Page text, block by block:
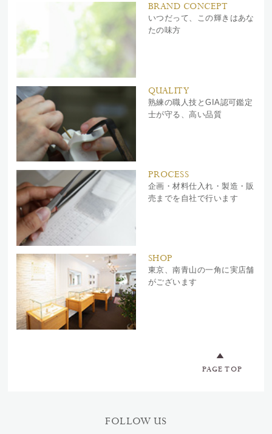
BRAND CONCEPT
いつだって、この輝きはあな
たの味方
QUALITY
熟練の職人技とGIA認可鑑定
士が守る、高い品質
PROCESS
企画・材料仕入れ・製造・販
売までを自社で行います
SHOP
東京、南青山の一角に実店舗
がございます
PAGE TOP
FOLLOW US